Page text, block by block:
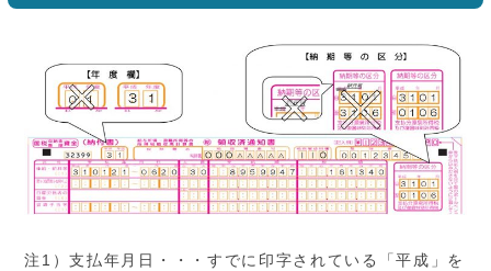
注1）支払年月日・・・すでに印字されている「平成」を